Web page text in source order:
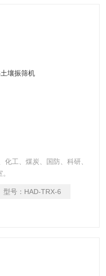
工、煤炭、国防、科研、
型号： HAD-TRX-6